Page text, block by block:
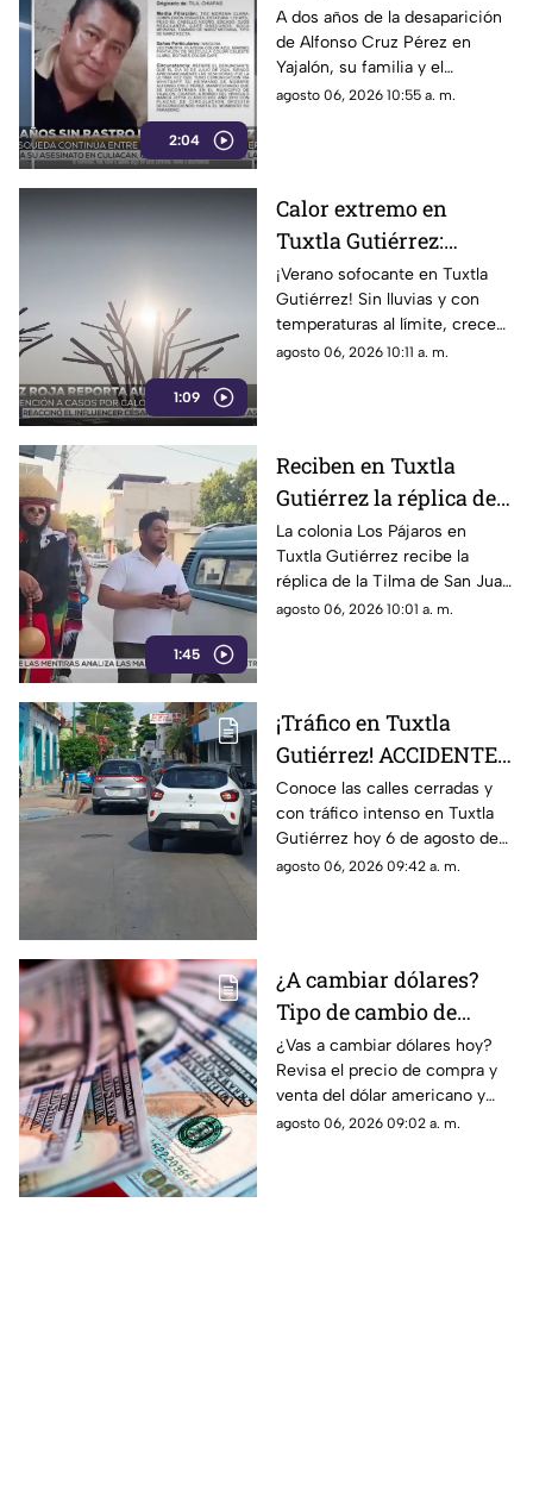
2:04
Alfonso Cruz Pérez,
convocan a nueva
jornada de búsqueda en
Yajalón
A dos años de la desaparición
de Alfonso Cruz Pérez en
Yajalón, su familia y el
colectivo Buscadoras de los
agosto 06, 2026 10:55 a. m.
1:09
Calor extremo en
Tuxtla Gutiérrez:
Aumentan las
emergencias por
deshidratación severa
¡Verano sofocante en Tuxtla
Gutiérrez! Sin lluvias y con
temperaturas al límite, crecen
los padecimientos por calor,
agosto 06, 2026 10:11 a. m.
1:45
Reciben en Tuxtla
Gutiérrez la réplica de
la Tilma de San Juan
Diego rumbo a los 500
años de las apariciones
guadalupanas
La colonia Los Pájaros en
Tuxtla Gutiérrez recibe la
réplica de la Tilma de San Juan
Diego. Un símbolo de fe y
agosto 06, 2026 10:01 a. m.
¡Tráfico en Tuxtla
Gutiérrez! ACCIDENTES
dejan calles cerradas
hoy 6 de agosto
Conoce las calles cerradas y
con tráfico intenso en Tuxtla
Gutiérrez hoy 6 de agosto de
2026. Accidentes y otros
agosto 06, 2026 09:42 a. m.
¿A cambiar dólares?
Tipo de cambio de
dólar a pesos
mexicanos hoy 6 de
agosto
¿Vas a cambiar dólares hoy?
Revisa el precio de compra y
venta del dólar americano y
aprovecha el mejor tipo de
agosto 06, 2026 09:02 a. m.